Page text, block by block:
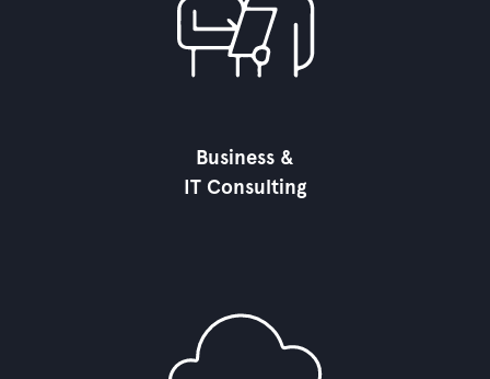
Business &
IT Consulting